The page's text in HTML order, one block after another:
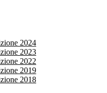
2024
2023
2022
2019
2018